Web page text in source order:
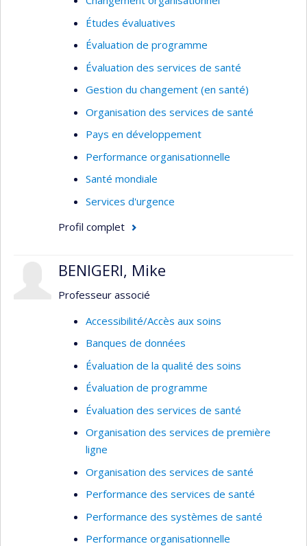
innovants et complexes (ex. gouvernance,
institutionnalisation, dynamiques d’acteurs,
enjeux de pouvoir, financement, entre autres) :
implantation, conditions d'adoption et de succès,
pérennité et mise à l’échelle.
Pour la liste complète de mes publications, voir
https://scholar.google.fr/citations?
user=cbCBtRYAAAAJ&hl=fr&oi=ao)
Études évaluatives
Évaluation de programme
Évaluation des services de santé
Gestion du changement (en santé)
Organisation des services de santé
Pays en développement
Performance organisationnelle
Santé mondiale
Services d'urgence
Profil complet
BENIGERI, Mike
Professeur associé
Accessibilité/Accès aux soins
Banques de données
Évaluation de la qualité des soins
Évaluation de programme
Évaluation des services de santé
Organisation des services de première
ligne
Organisation des services de santé
Performance des services de santé
Performance des systèmes de santé
Performance organisationnelle